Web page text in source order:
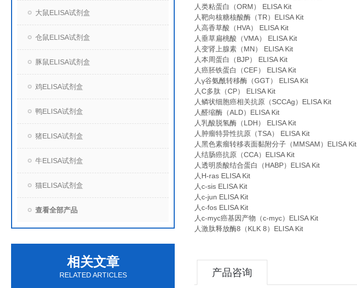
大鼠ELISA试剂盒
仓鼠ELISA试剂盒
豚鼠ELISA试剂盒
鸡ELISA试剂盒
鸭ELISA试剂盒
猪ELISA试剂盒
牛ELISA试剂盒
猫ELISA试剂盒
查看全部产品
相关文章
RELATED ARTICLES
人类粘蛋白（ORM） ELISA Kit
人靶向核糖核酸酶（TR）ELISA Kit
人高香草酸（HVA） ELISA Kit
人垂草扁桃酸（VMA） ELISA Kit
人变肾上腺素（MN） ELISA Kit
人本周蛋白（BJP） ELISA Kit
人癌胚铁蛋白（CEF） ELISA Kit
人γ谷氨酰转移酶（GGT） ELISA Kit
人C多肽（CP） ELISA Kit
人鳞状细胞癌相关抗原（SCCAg）ELISA Kit
人醛缩酶（ALD）ELISA Kit
人乳酸脱氢酶（LDH） ELISA Kit
人肿瘤特异性抗原（TSA） ELISA Kit
人黑色素瘤转移表面黏附分子（MMSAM）ELISA Kit
人结肠癌抗原（CCA）ELISA Kit
人透明质酸结合蛋白（HABP）ELISA Kit
人H-ras ELISA Kit
人c-sis ELISA Kit
人c-jun ELISA Kit
人c-fos ELISA Kit
人c-myc癌基因产物（c-myc）ELISA Kit
人激肽释放酶8（KLK 8）ELISA Kit
产品咨询